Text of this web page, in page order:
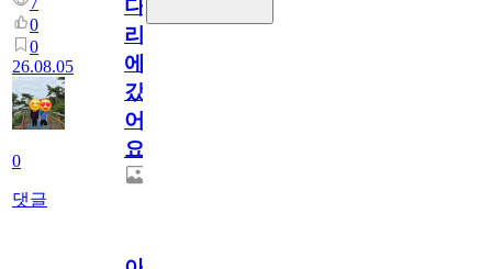
0
0
26.08.05
0
댓글
다
리
에
갔
어
요.